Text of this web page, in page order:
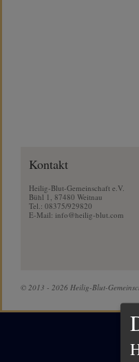
Kontakt
Heilig-Blut-Gemeinschaft e.V.
Bühl 1, 87480 Weitnau
Tel.: 08375/929820
E-Mail: info@heilig-blut.com
© 2013 - 2026 Heilig-Blut-